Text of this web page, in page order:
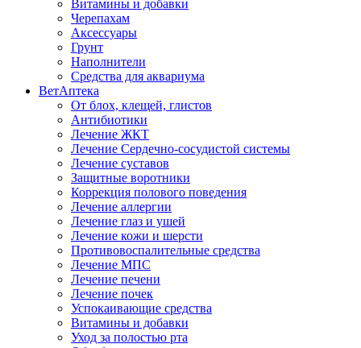
Витамины и добавки
Черепахам
Аксессуары
Грунт
Наполнители
Средства для аквариума
ВетАптека
От блох, клещей, глистов
Антибиотики
Лечение ЖКТ
Лечение Сердечно-сосудистой системы
Лечение суставов
Защитные воротники
Коррекция полового поведения
Лечение аллергии
Лечение глаз и ушей
Лечение кожи и шерсти
Противовоспалительные средства
Лечение МПС
Лечение печени
Лечение почек
Успокаивающие средства
Витамины и добавки
Уход за полостью рта